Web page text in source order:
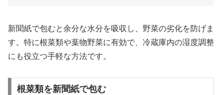
新聞紙で包むと余分な水分を吸収し、野菜の劣化を防げま
す。特に根菜類や葉物野菜に有効で、冷蔵庫内の湿度調整
にも役立つ手軽な方法です。
根菜類を新聞紙で包む